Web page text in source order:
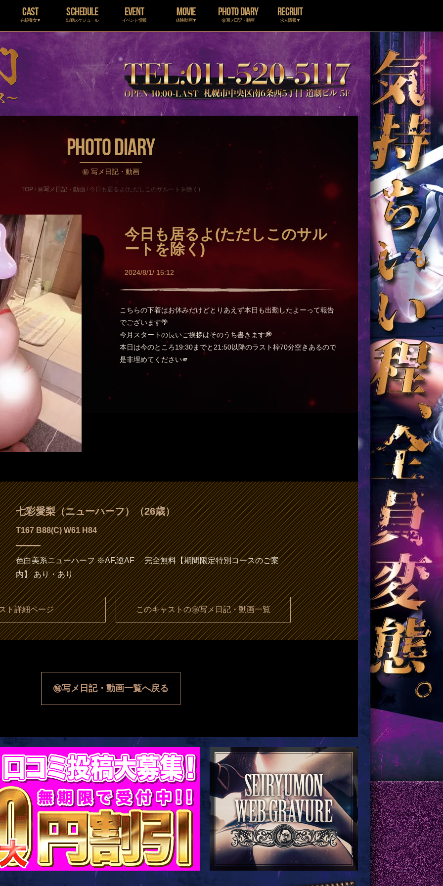
CAST
在籍痴女▼
SCHEDULE
出勤スケジュール
EVENT
イベント情報
MOVIE
体験動画▼
PHOTO DIARY
㊙写メ日記・動画
RECRUIT
求人情報▼
PHOTO DIARY
㊙ 写メ日記・動画
TOP / ㊙写メ日記・動画 / 今日も居るよ(ただしこのサルートを除く)
今日も居るよ(ただしこのサル
ートを除く)
2024/8/1/ 15:12
こちらの下着はお休みだけどとりあえず本日も出勤したよーって報告
でございます🌴
今月スタートの長いご挨拶はそのうち書きます💭
本日は今のところ19:30までと21:50以降のラスト枠70分空きあるので
是非埋めてください🫵
七彩愛梨（ニューハーフ）（26歳）
T167 B88(C) W61 H84
色白美系ニューハーフ ※AF,逆AF 完全無料【期間限定特別コースのご案
内】 あり・あり
ト詳細ページ このキャストの㊙写メ日記・動画一覧
㊙写メ日記・動画一覧へ戻る